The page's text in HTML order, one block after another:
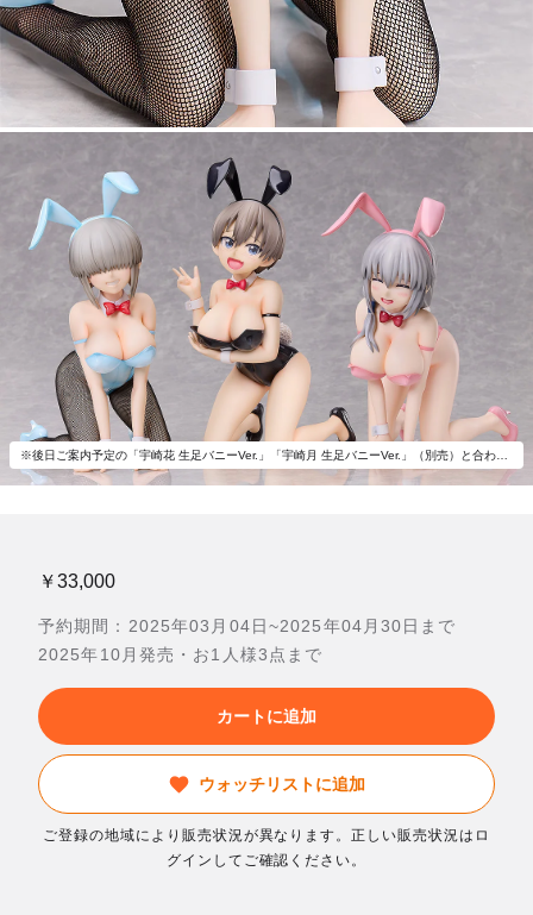
※後日ご案内予定の「宇崎花 生足バニーVer.」「宇崎月 生足バニーVer.」（別売）と合わせて飾ろう。
￥33,000
予約期間：2025年03月04日~2025年04月30日まで
2025年10月発売・お1人様3点まで
カートに追加
ウォッチリストに追加
ご登録の地域により販売状況が異なります。正しい販売状況はロ
グインしてご確認ください。